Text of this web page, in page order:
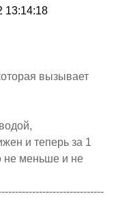
13:14:18
вызывает
и теперь за 1
не меньше и не